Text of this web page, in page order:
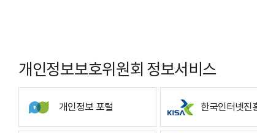
개인정보보호위원회 정보서비스
개인정보 포털 한국인터넷진